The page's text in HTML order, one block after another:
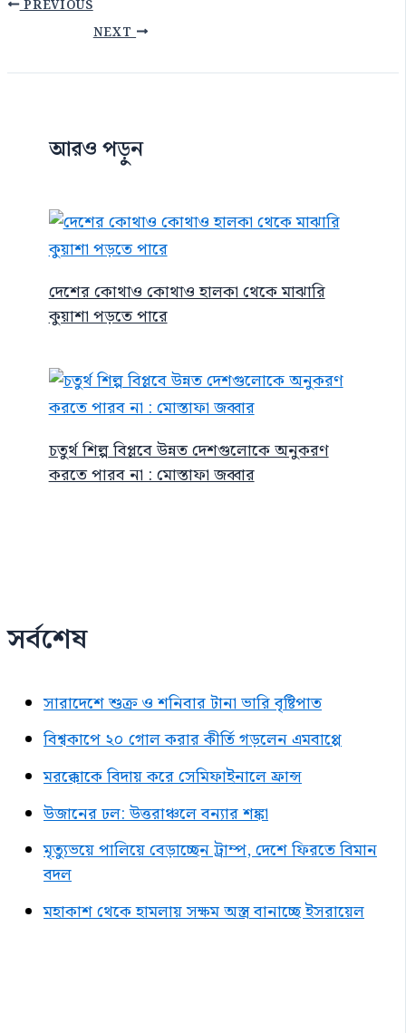
PREVIOUS
NEXT
আরও পড়ুন
দেশের কোথাও কোথাও হালকা থেকে মাঝারি
কুয়াশা পড়তে পারে
চতুর্থ শিল্প বিপ্লবে উন্নত দেশগুলোকে অনুকরণ
করতে পারব না : মোস্তাফা জব্বার
সর্বশেষ
সারাদেশে শুক্র ও শনিবার টানা ভারি বৃষ্টিপাত
বিশ্বকাপে ২০ গোল করার কীর্তি গড়লেন এমবাপ্পে
মরক্কোকে বিদায় করে সেমিফাইনালে ফ্রান্স
উজানের ঢল: উত্তরাঞ্চলে বন্যার শঙ্কা
মৃত্যুভয়ে পালিয়ে বেড়াচ্ছেন ট্রাম্প, দেশে ফিরতে বিমান
বদল
মহাকাশ থেকে হামলায় সক্ষম অস্ত্র বানাচ্ছে ইসরায়েল